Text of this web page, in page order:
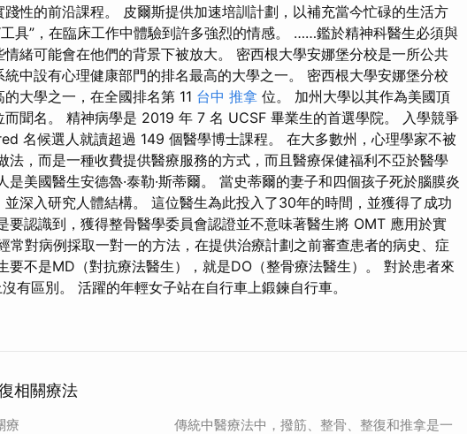
性的前沿課程。 皮爾斯提供加速培訓計劃，以補充當今忙碌的生活方
具”，在臨床工作中體驗到許多強烈的情感。 ……鑑於精神科醫生必須與
緒可能會在他們的背景下被放大。 密西根大學安娜堡分校是一所公共
中設有心理健康部門的排名最高的大學之一。 密西根大學安娜堡分校
大學之一，在全國排名第 11 台中 推拿 位。 加州大學以其作為美國頂
聞名。 精神病學是 2019 年 7 名 UCSF 畢業生的首選學院。 入學競爭
名候選人就讀超過 149 個醫學博士課程。 在大多數州，心理學家不被
法，而是一種收費提供醫療服務的方式，而且醫療保健福利不亞於醫學
美國醫生安德魯·泰勒·斯蒂爾。 當史蒂爾的妻子和四個孩子死於腦膜炎
深入研究人體結構。 這位醫生為此投入了30年的時間，並獲得了成功
要認識到，獲得整骨醫學委員會認證並不意味著醫生將 OMT 應用於實
常對病例採取一對一的方法，在提供治療計劃之前審查患者的病史、症
要不是MD（對抗療法醫生），就是DO（整骨療法醫生）。 對於患者來
有區別。 活躍的年輕女子站在自行車上鍛鍊自行車。
相關療法
療
傳統中醫療法中，撥筋、整骨、整復和推拿是一